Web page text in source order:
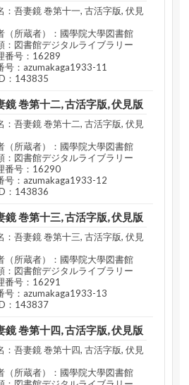
：吾妻鏡 巻第十一, 古活字版, 伏見
（所蔵者）：國學院大學図書館
：図書館デジタルライブラリー
番号：16289
号：azumakaga1933-11
：143835
鏡 巻第十二, 古活字版, 伏見版
：吾妻鏡 巻第十二, 古活字版, 伏見
（所蔵者）：國學院大學図書館
：図書館デジタルライブラリー
番号：16290
号：azumakaga1933-12
：143836
鏡 巻第十三, 古活字版, 伏見版
：吾妻鏡 巻第十三, 古活字版, 伏見
（所蔵者）：國學院大學図書館
：図書館デジタルライブラリー
番号：16291
号：azumakaga1933-13
：143837
鏡 巻第十四, 古活字版, 伏見版
：吾妻鏡 巻第十四, 古活字版, 伏見
（所蔵者）：國學院大學図書館